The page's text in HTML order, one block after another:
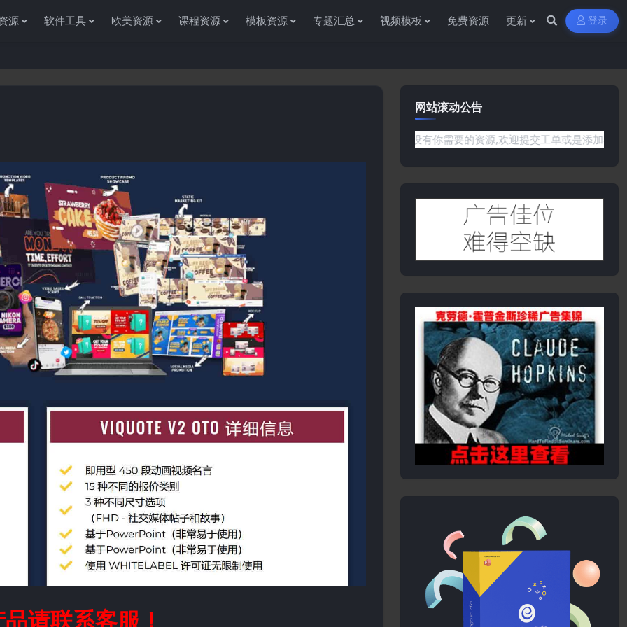
源 软件工具 欧美资源 课程资源 模板资源 专题汇总 视频模板 免费资源 更新 登录
请联系客服！
网站滚动公告
感谢您访问资源杂货铺获取各种信息资源!如果遇到任何问题或是网站没有你需要的资源,欢迎提交工单或是添加客服微信